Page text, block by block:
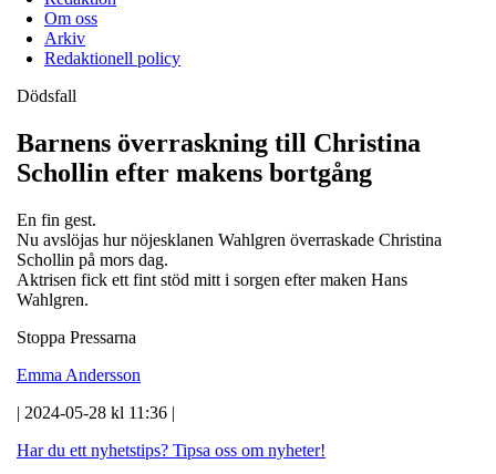
Om oss
Arkiv
Redaktionell policy
Dödsfall
Barnens överraskning till Christina
Schollin efter makens bortgång
En fin gest.
Nu avslöjas hur nöjesklanen Wahlgren överraskade Christina
Schollin på mors dag.
Aktrisen fick ett fint stöd mitt i sorgen efter maken Hans
Wahlgren.
Stoppa Pressarna
Emma Andersson
| 2024-05-28 kl 11:36 |
Har du ett nyhetstips? Tipsa oss om nyheter!